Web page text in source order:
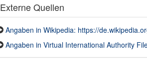
Externe Quellen
Angaben in Wikipedia: https://
Angaben in Virtual International Authority